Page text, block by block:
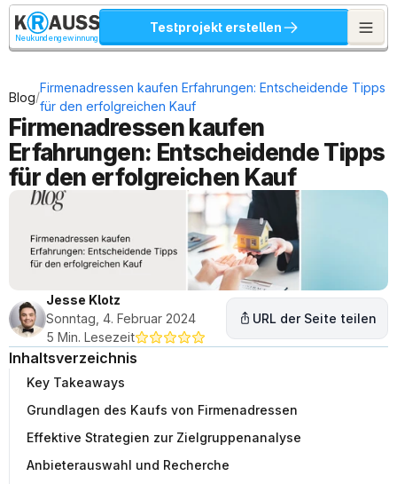
Neukundengewinnung
Testprojekt erstellen
Blog/
Firmenadressen kaufen Erfahrungen: Entscheidende Tipps
für den erfolgreichen Kauf
Firmenadressen kaufen
Erfahrungen: Entscheidende Tipps
für den erfolgreichen Kauf
Jesse Klotz
Sonntag, 4. Februar 2024
5 Min. Lesezeit
URL der Seite teilen
Inhaltsverzeichnis
Key Takeaways
Grundlagen des Kaufs von Firmenadressen
Effektive Strategien zur Zielgruppenanalyse
Anbieterauswahl und Recherche